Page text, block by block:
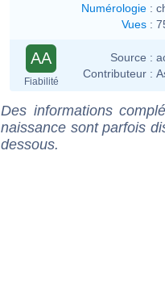
Numérologie :
Vues :
AA
Fiabilité
Source :
Contributeur :
Des informations
naissance sont parfois
dessous.